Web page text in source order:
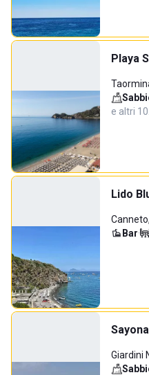
Playa
e altri 10…
Lido
Bar·
Giardini